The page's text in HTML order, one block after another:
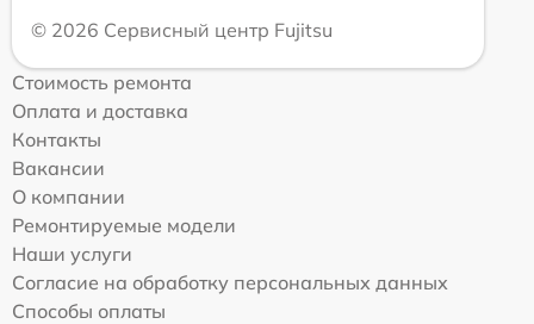
© 2026 Сервисный центр Fujitsu
Стоимость ремонта
Оплата и доставка
Контакты
Вакансии
О компании
Ремонтируемые модели
Наши услуги
Согласие на обработку персональных данных
Способы оплаты